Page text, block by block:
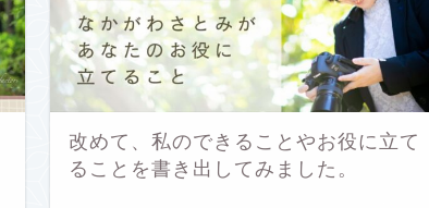
改めて、私のできることやお役に立て
ることを書き出してみました。